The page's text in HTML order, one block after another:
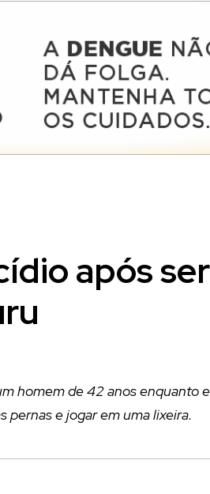
após
homem de 42 anos enquanto
e jogar em uma lixeira.